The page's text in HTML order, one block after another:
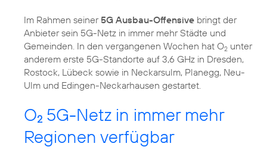
Im Rahmen seiner5G Ausbau-Offensive bringt der
Anbieter sein 5G-Netz in immer mehr Städte und
Gemeinden. In den vergangenen Wochen hat O2 unter
anderem erste 5G-Standorte auf 3,6 GHz in Dresden,
Rostock, Lübeck sowie in Neckarsulm, Planegg, Neu-
Ulm und Edingen-Neckarhausen gestartet.
O2 5G-Netz in immer mehr
Regionen verfügbar